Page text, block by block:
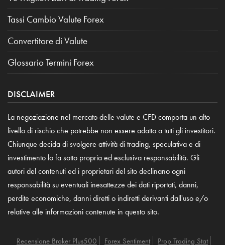
Tassi Cambio Valute Forex
Convertitore di Valute
Glossario Termini Forex
DISCLAIMER
La negoziazione nel mercato delle valute e CFD comporta un alto
livello di rischio che potrebbe non essere adatto a tutti gli investitori.
Chiunque decida di svolgere attività di trading, speculativa e di
investimento lo fa sotto propria ed esclusiva responsabilità. Gli
autori del contenuti ed i proprietari del sito declinano ogni
responsabilità su eventuali inesattezze dei dati riportati, danni,
perdite economiche, danni diretti o indiretti derivanti dall'uso e/o
relative alle informazioni contenute in questo sito.
Recensione Broker Plus500 Forex Sentiment Prop Trading Stat